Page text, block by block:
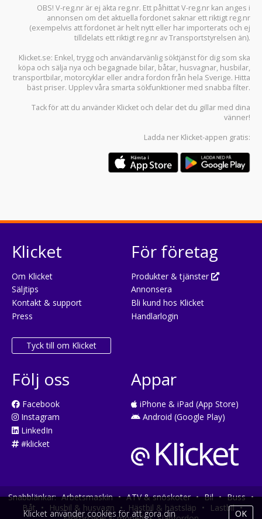
OBS! V-reg.nr är ej äkta reg.nr. Ett påhittat V-reg.nr kan anges i
annonsen om det aktuella fordonet saknar ett riktigt reg.nr
(exempelvis att fordonet är helt nytt eller har importerats och ej
tilldelats ett riktigt reg.nr av Transportstyrelsen än).
Klicket.se: Enkel, trygg och användarvänlig söktjänst för dig som ska
köpa och sälja nya och begagnade bilar, båtar, husvagnar, husbilar,
transportbilar, motorcyklar eller andra fordon från hela Sverige. Hitta
bäst priser. Upplev våra smarta sökfunktioner med snabba filter.
Tack för att du använder Klicket och delar det du gillar med dina
vänner!
Ladda ner Klicket-appen gratis:
Klicket
Om Klicket
Säljtips
Kontakt & support
Press
Tyck till om Klicket
För företag
Produkter & tjänster
Annonsera
Bli kund hos Klicket
Handlarlogin
Följ oss
Facebook
Instagram
LinkedIn
#klicket
Appar
iPhone & iPad (App Store)
Android (Google Play)
Snabblänkar: Arbetsmaskin • ATV & snöskoter • Bil • Buss •
Båt • Husbil & husvagn • Hästbil & hästsläp • Lastbil •
Klicket använder cookies för att göra din
OK